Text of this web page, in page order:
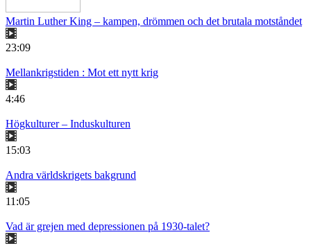
Martin Luther King – kampen, drömmen och det brutala motståndet
23:09
Mellankrigstiden : Mot ett nytt krig
4:46
Högkulturer – Induskulturen
15:03
Andra världskrigets bakgrund
11:05
Vad är grejen med depressionen på 1930-talet?